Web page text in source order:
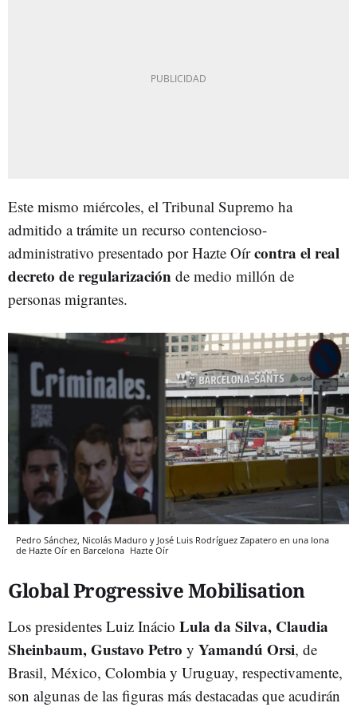
Este mismo miércoles, el Tribunal Supremo ha
admitido a trámite un recurso contencioso-
administrativo presentado por Hazte Oírcontra el real
decreto de regularización de medio millón de
personas migrantes.
Pedro Sánchez, Nicolás Maduro y José Luis Rodríguez Zapatero en una lona
de Hazte Oír en Barcelona Hazte Oír
Global Progressive Mobilisation
Los presidentes Luiz Inácio Lula da Silva, Claudia
Sheinbaum, Gustavo Petro y Yamandú Orsi, de
Brasil, México, Colombia y Uruguay, respectivamente,
son algunas de las figuras más destacadas que acudirán